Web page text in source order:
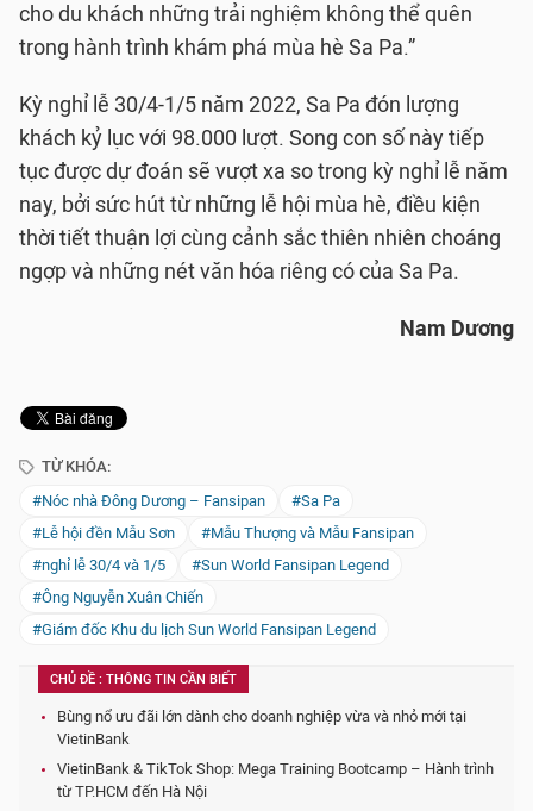
cho du khách những trải nghiệm không thể quên
trong hành trình khám phá mùa hè Sa Pa.”
Kỳ nghỉ lễ 30/4-1/5 năm 2022, Sa Pa đón lượng
khách kỷ lục với 98.000 lượt. Song con số này tiếp
tục được dự đoán sẽ vượt xa so trong kỳ nghỉ lễ năm
nay, bởi sức hút từ những lễ hội mùa hè, điều kiện
thời tiết thuận lợi cùng cảnh sắc thiên nhiên choáng
ngợp và những nét văn hóa riêng có của Sa Pa.
Nam Dương
TỪ KHÓA:
#Nóc nhà Đông Dương – Fansipan
#Sa Pa
#Lễ hội đền Mẫu Sơn
#Mẫu Thượng và Mẫu Fansipan
#nghỉ lễ 30/4 và 1/5
#Sun World Fansipan Legend
#Ông Nguyễn Xuân Chiến
#Giám đốc Khu du lịch Sun World Fansipan Legend
CHỦ ĐỀ : THÔNG TIN CẦN BIẾT
Bùng nổ ưu đãi lớn dành cho doanh nghiệp vừa và nhỏ mới tại
VietinBank
VietinBank & TikTok Shop: Mega Training Bootcamp – Hành trình
từ TP.HCM đến Hà Nội